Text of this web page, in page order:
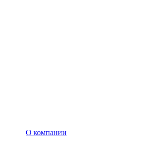
О компании